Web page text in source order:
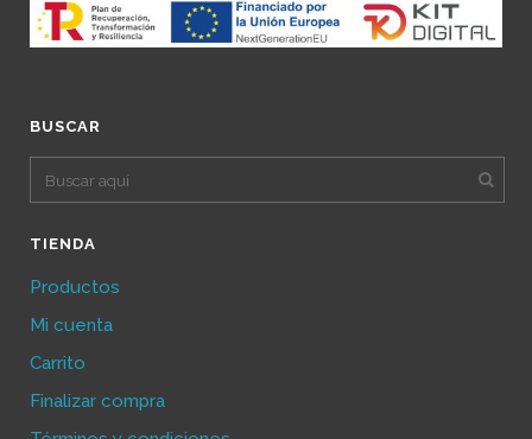
BUSCAR
TIENDA
Productos
Mi cuenta
Carrito
Finalizar compra